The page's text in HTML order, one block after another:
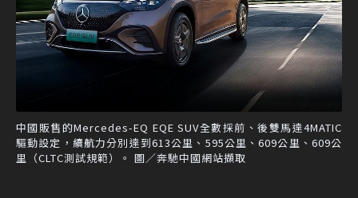
中國販售的Mercedes-EQ EQE SUV全數採前、後雙馬達4MATIC
驅動設定，續航力分別達到613公里、595公里、609公里、609公
里（CLTC測試規範）。 圖／奔馳中國網站擷取